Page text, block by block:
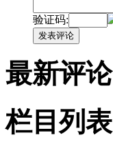
验证码:
发表评论
最新评论
栏目列表